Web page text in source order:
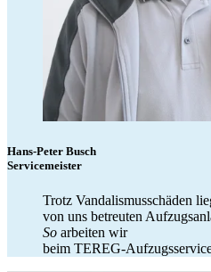
Hans-Peter Busch
Servicemeister
Trotz Vandalismusschäden
von uns betreuten
So arbeiten wir
beim TEREG-